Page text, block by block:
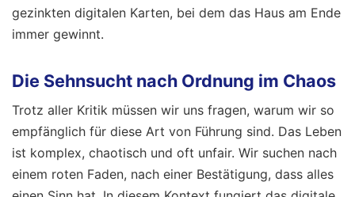
gezinkten digitalen Karten, bei dem das Haus am Ende
immer gewinnt.
Die Sehnsucht nach Ordnung im Chaos
Trotz aller Kritik müssen wir uns fragen, warum wir so
empfänglich für diese Art von Führung sind. Das Leben
ist komplex, chaotisch und oft unfair. Wir suchen nach
einem roten Faden, nach einer Bestätigung, dass alles